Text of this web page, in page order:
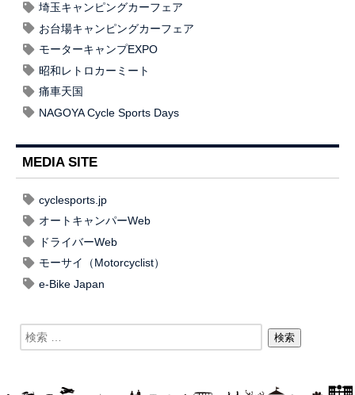
埼玉キャンピングカーフェア
お台場キャンピングカーフェア
モーターキャンプEXPO
昭和レトロカーミート
痛車天国
NAGOYA Cycle Sports Days
MEDIA SITE
cyclesports.jp
オートキャンパーWeb
ドライバーWeb
モーサイ（Motorcyclist）
e-Bike Japan